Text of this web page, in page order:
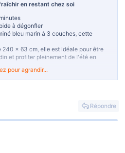
en restant chez soi
à dégonfler
bleu marin à 3 couches, cette
240 x 63 cm, elle est idéale pour être
et profiter pleinement de l'été en
pour agrandir...
Répondre